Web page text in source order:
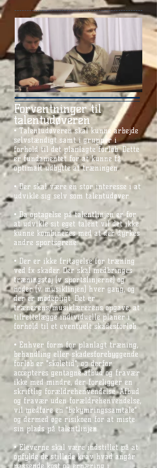
Forventninger til
talentudøveren
• Talentudøveren skal kunne arbejde
selvstændigt samt i grupper i
forhold til det planlagte forløb. Dette
er fundamentet for at kunne få
optimalt udbytte af træningen.
• Der skal være en stor interesse i at
udvikle sig selv som talentudøver.
• Da optagelse på talentlinjen er for
at udvikle sit eget talent vil det ikke
kunne kombineres med at der dyrkes
andre sportsgrene.
• Der er ikke fritagelse for træning
ved fx skader. Der skal medbringes
træningstøj (v. sportslinjerne) og
noder (v. musiklinjen) hver gang, og
der er mødepligt. Det er
trænerens/musiklærerens opgave, at
tilrettelægge individuelle planer i
forhold til et eventuelt skadesforløb.
• Enhver form for planlagt træning,
behandling eller skadesforebyggende
forløb er "skoletid", og derfor
accepteres gentagne afbud og fravær
ikke med mindre, der foreligger en
skriftlig forældrehenvendelse. Afbud
og fravær uden forældrehenvendelse,
vil medføre en "bekymringssamtale"
og dermed øge risikoen for at miste
sin plads på talentlinjen.
• Eleverne skal være indstillet på at
opfylde de stillede krav hvad angår
passende kost og ernæring i